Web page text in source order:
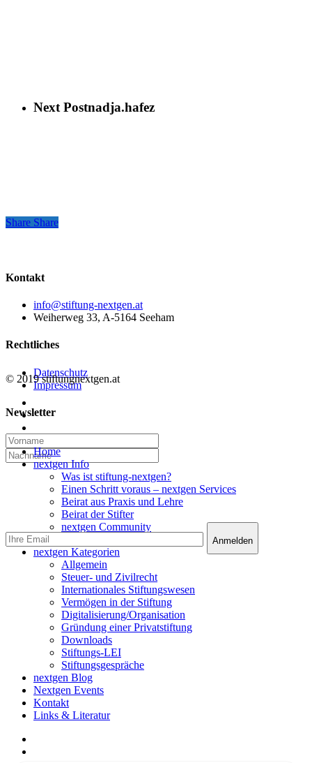
Next Postnadja.hafez
Share
Share Share
Kontakt
info@stiftung-nextgen.at
Weiherweg 33, A-5164 Seeham
Rechtliches
Datenschutz
Impressum
Newsletter
© 2019 stiftungnextgen.at
linkedin
Close
Menu
Home
nextgen Info
Was ist stiftung-nextgen?
Einen Schritt voraus – nextgen Services
Beirat aus Praxis und Lehre
Beirat der Stifter
nextgen Community
nextgen Services
nextgen Kategorien
Allgemein
Steuer- und Zivilrecht
Internationales Stiftungswesen
Vermögen in der Stiftung
Digitalisierung/Organisation
Gründung einer Privatstiftung
Downloads
Stiftungs-LEI
Stiftungsgespräche
nextgen Blog
Nextgen Events
Kontakt
Links & Literatur